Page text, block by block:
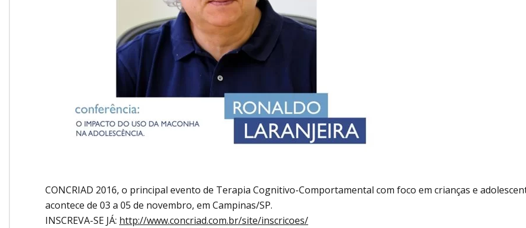
CONCRIAD 2016, o principal evento de Terapia Cognitivo-Comportamental com foco em crianças e
acontece de 03 a 05 de novembro, em Campinas/SP.
INSCREVA-SE JÁ: http://www.concriad.com.br/site/inscricoes/